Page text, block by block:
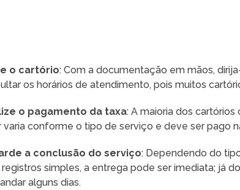
o cartório: Com a documentação em mãos,
os horários de atendimento, pois muitos
o pagamento da taxa: A maioria dos
varia conforme o tipo de serviço e deve ser pago
a conclusão do serviço: Dependendo do
registros simples, a entrega pode ser imediata; já
alguns dias.